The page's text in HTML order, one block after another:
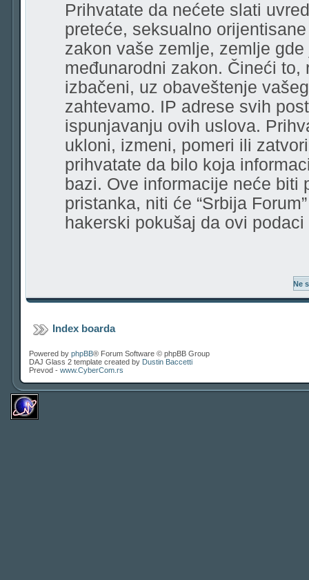
Prihvatate da nećete slati
preteće, seksualno
zakon vaše zemlje, zemlje gde
međunarodni zakon. Čineći
izbačeni, uz obaveštenje
zahtevamo. IP adrese svih
ispunjavanju ovih uslova.
ukloni, izmeni, pomeri ili
prihvatate da bilo koja
bazi. Ove informacije neće
pristanka, niti će “Srbija
hakerski pokušaj da ovi
Index boarda
Powered by phpBB® Forum Software © phpBB Group
DAJ Glass 2 template created by Dustin Baccetti
Prevod - www.CyberCom.rs